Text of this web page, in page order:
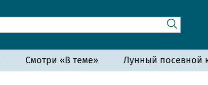
Смотри «В теме» Лунный посевной